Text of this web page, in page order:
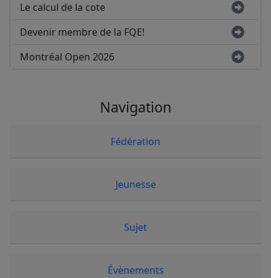
Le calcul de la cote
Devenir membre de la FQE!
Montréal Open 2026
Navigation
Fédération
Jeunesse
Sujet
Évènements